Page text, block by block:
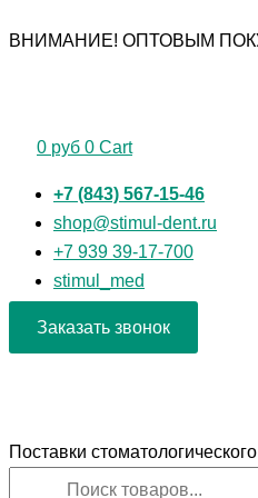
кВНИМАНИЕ! ОПТОВЫМ
0 руб 0 Cart
+7 (843) 567-15-46
shop@stimul-dent.ru
+7 939 39-17-700
stimul_med
Заказать звонок
Поставки
товаров
товаров
товара